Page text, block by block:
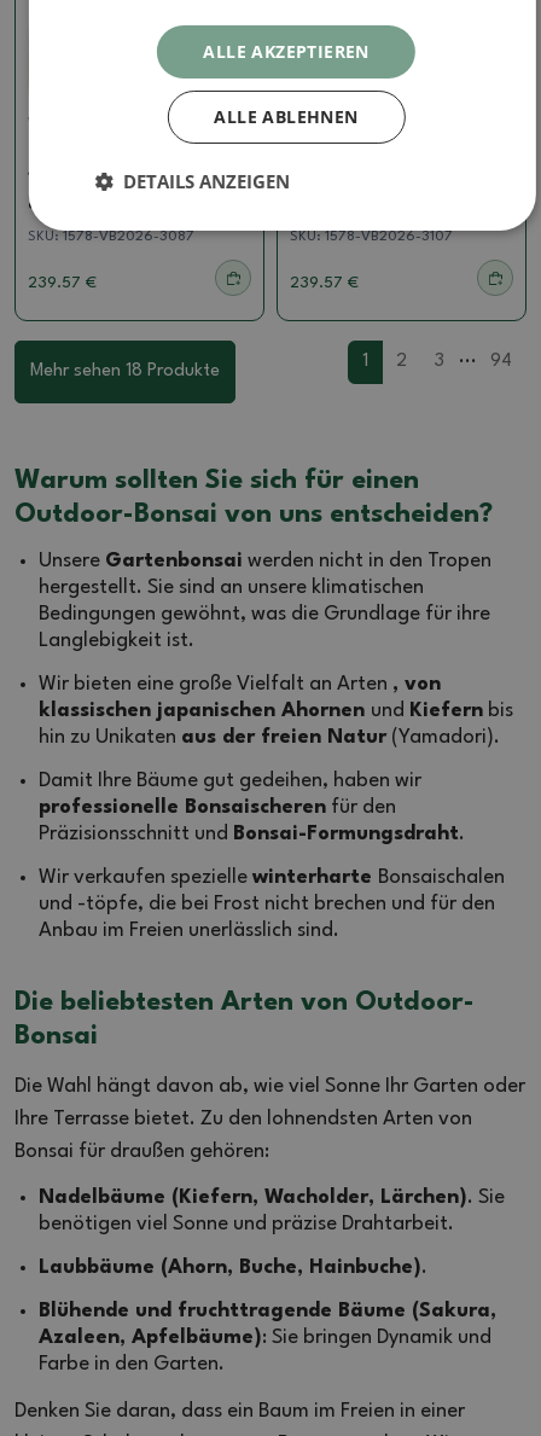
Wacholder - Juniperus
Juniperus chinensis
Itoigawa-Juniperus
chinensis
SKU:1578-VB2026-3087
239.57 €
Wacholder - Juniperus
SKU:1578-VB2026-3107
239.57 €
Mehr sehen 18 Produkte
1 2 3 ... 94
Warum sollten Sie sich für einen
Outdoor-Bonsai von uns entscheiden?
Unsere Gartenbonsai werden nicht in den Tropen
hergestellt. Sie sind an unsere klimatischen
Bedingungen gewöhnt, was die Grundlage für ihre
Langlebigkeit ist.
Wir bieten eine große Vielfalt an Arten , von
klassischen japanischen Ahornen und Kiefern bis
hin zu Unikaten aus der freien Natur(Yamadori).
Damit Ihre Bäume gut gedeihen, haben wir
professionelle Bonsaischeren für den
Präzisionsschnitt und Bonsai-Formungsdraht.
Wir verkaufen spezielle winterharte Bonsaischalen
und -töpfe, die bei Frost nicht brechen und für den
Anbau im Freien unerlässlich sind.
Die beliebtesten Arten von Outdoor-
Bonsai
Die Wahl hängt davon ab, wie viel Sonne Ihr Garten oder
Ihre Terrasse bietet. Zu den lohnendsten Arten von
Bonsai für draußen gehören:
Nadelbäume (Kiefern, Wacholder, Lärchen). Sie
benötigen viel Sonne und präzise Drahtarbeit.
Laubbäume (Ahorn, Buche, Hainbuche).
Blühende und fruchttragende Bäume (Sakura,
Azaleen, Apfelbäume): Sie bringen Dynamik und
Farbe in den Garten.
Denken Sie daran, dass ein Baum im Freien in einer
ALLE AKZEPTIEREN
ALLE ABLEHNEN
DETAILS ANZEIGEN